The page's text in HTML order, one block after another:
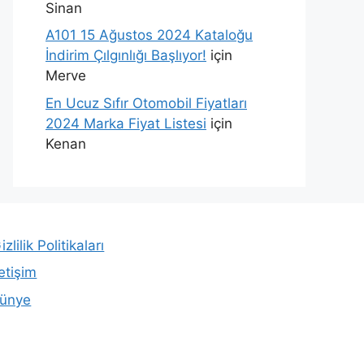
Sinan
A101 15 Ağustos 2024 Kataloğu
İndirim Çılgınlığı Başlıyor! için
Merve
En Ucuz Sıfır Otomobil Fiyatları
2024 Marka Fiyat Listesi için
Kenan
Politikaları